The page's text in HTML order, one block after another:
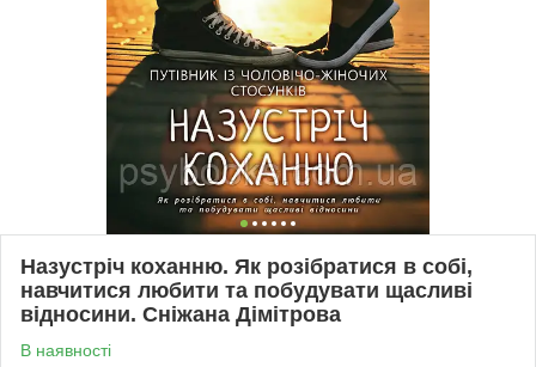
Назустріч коханню. Як розібратися в собі,
навчитися любити та побудувати щасливі
відносини. Сніжана Дімітрова
В наявності